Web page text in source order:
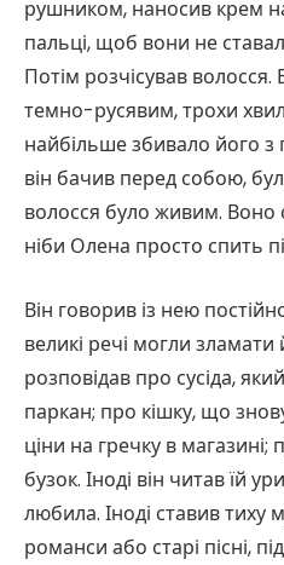
рушником, наносив крем
пальці, щоб вони не
Потім розчісував
темно-русявим, трохи
найбільше збивало його з
він бачив перед собою,
волосся було живим. Воно
ніби Олена просто спить
Він говорив із нею
великі речі могли зламати
розповідав про сусіда,
паркан; про кішку, що
ціни на гречку в магазині;
бузок. Іноді він читав їй
любила. Іноді ставив тиху
романси або старі пісні,